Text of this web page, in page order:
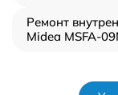
Ремонт
Midea MSFA-